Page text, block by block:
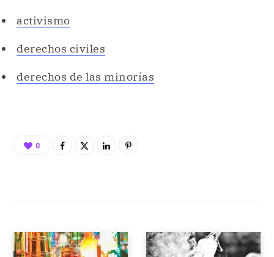
activismo
derechos civiles
derechos de las minorías
0